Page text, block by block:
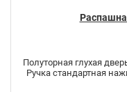
Полуторная глухая
Ручка стандартная